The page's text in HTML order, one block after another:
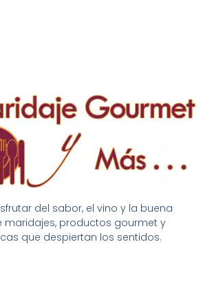
del sabor, el vino y la buena
maridajes, productos gourmet y
que despiertan los sentidos.